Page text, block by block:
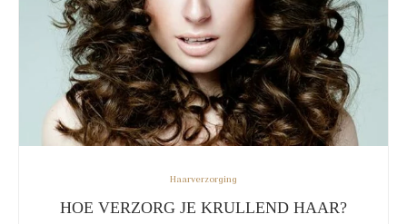
Haarverzorging
HOE VERZORG JE KRULLEND HAAR?